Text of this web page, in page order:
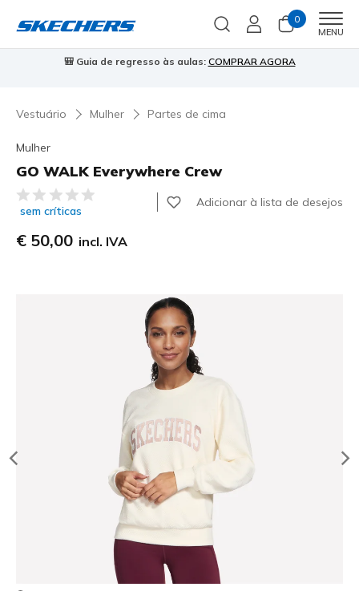
0
MENU
🎒 Guia de regresso às aulas: COMPRAR AGORA
Vestuário Mulher Partes de cima
Mulher
GO WALK Everywhere Crew
4$1 de 5 – Classificação do cliente
sem críticas
Adicionar à lista de desejos
€ 50,00 incl. IVA